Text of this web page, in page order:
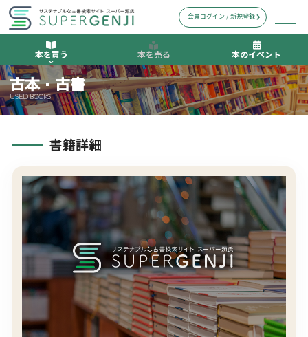
本を買う 本を売る 本のイベント
会員ログイン / 新規登録
古本・古書
USED BOOKS
書籍詳細